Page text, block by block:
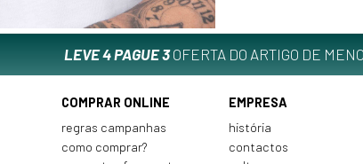
LEVE 4 PAGUE 3OFERTA DO ARTIGO DE
COMPRAR ONLINE
regras campanhas
como comprar?
EMPRESA
história
contactos